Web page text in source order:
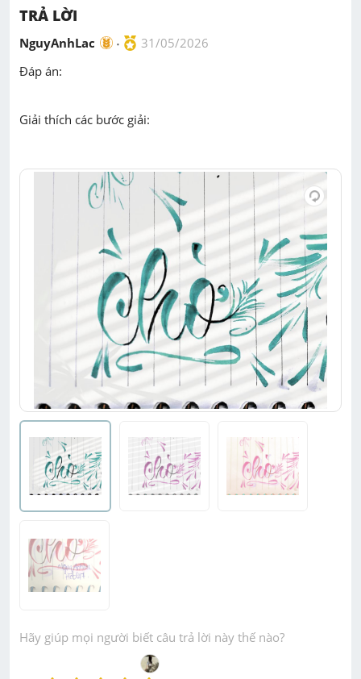
TRẢ LỜI
NguyAnhLac
31/05/2026
Đáp án:
Giải thích các bước giải:
Hãy giúp mọi người biết câu trả lời này thế nào?